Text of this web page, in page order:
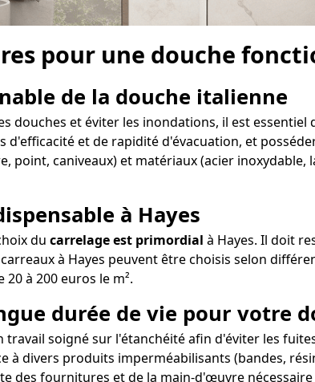
pour une douche
de la douche italienne
douches et éviter les inondations, il est essentiel
d'efficacité et de rapidité d'évacuation, et
point, caniveaux) et matériaux (acier
à Hayes
du carrelage est primordial à Hayes. Il doit
à Hayes peuvent être choisis selon
à 200 euros le m².
durée de vie pour votre
soigné sur l'étanchéité afin d'éviter les
divers produits imperméabilisants (bandes,
des fournitures et de la main-d'œuvre